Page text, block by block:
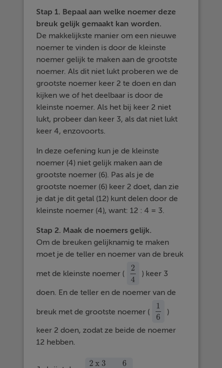
Stap 1. Bepaal aan welke noemer deze
breuk gelijk gemaakt kan worden.
De makkelijkste manier om een nieuwe
noemer te vinden is door de kleinste
noemer gelijk te maken aan de grootste
noemer. Als dit niet lukt proberen we de
grootste noemer keer 2 te doen en dan
kijken we of het deelbaar is door de
kleinste noemer. Als het bij keer 2 niet
lukt, probeer dan keer 3, als dat niet lukt
keer 4, enzovoorts.
In deze oefening kun je de kleinste
noemer (4) niet gelijk maken aan de
grootste noemer (6). Pas als je de
grootste noemer (6) keer 2 doet, dan zie
je dat je dit getal (12) kunt delen door de
kleinste noemer (4), want: 12 : 4 = 3.
Stap 2. Maak de noemers gelijk.
Om de breuken gelijknamig te maken
moet je de teller en noemer van de breuk
met de kleinste noemer (
2
4
24 ) keer 3
doen. En de teller en de noemer van de
breuk met de grootste noemer (
1
6
16 )
keer 2 doen, zodat ze beide de noemer
12 hebben.
2 x 3 6